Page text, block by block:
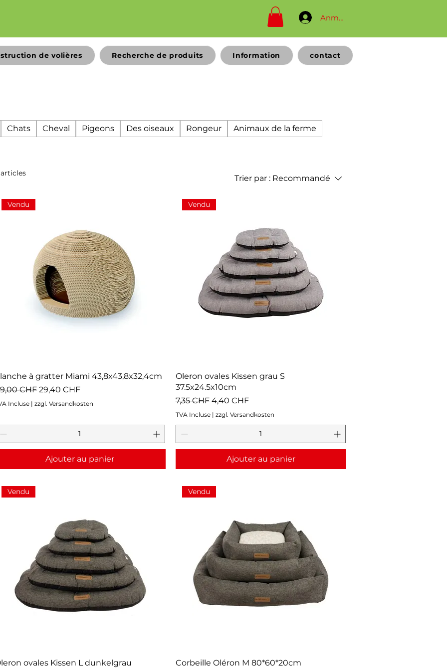
Anmelden
de volières Recherche de produits Information contact
Chats Cheval Pigeons Des oiseaux Rongeur Animaux de la ferme
Trier par : Recommandé
Vendu
à gratter Miami 43,8x43,8x32,4cm
original
CHF Prix promotionnel
29,40 CHF
Incluse |zzgl. Versandkosten
Ajouter au panier
Vendu
Oleron ovales Kissen grau S
37.5x24.5x10cm
Prix original
7,35 CHF Prix promotionnel
4,40 CHF
TVA Incluse| zzgl. Versandkosten
Ajouter au panier
Vendu
ovales Kissen L dunkelgrau
Vendu
Corbeille Oléron M 80*60*20cm